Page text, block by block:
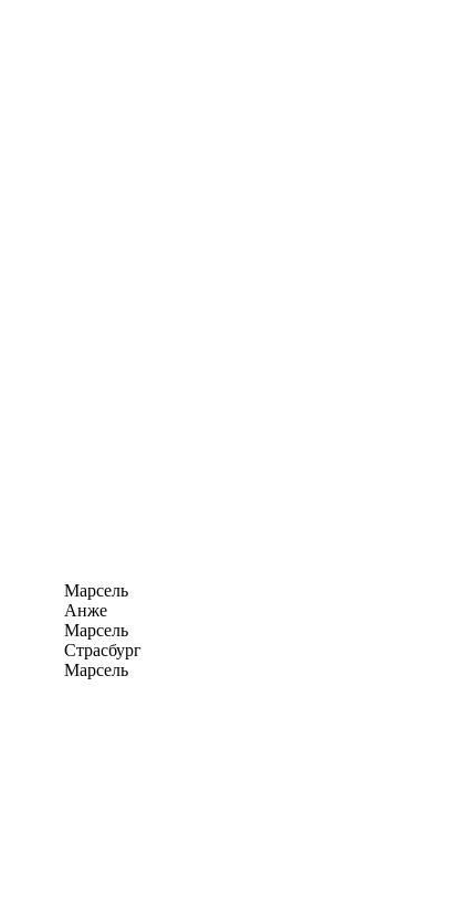
Марсель
Анже
Марсель
Страсбург
Марсель